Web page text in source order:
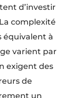
d’investir
complexité
équivalent à
varient par
exigent des
de
un